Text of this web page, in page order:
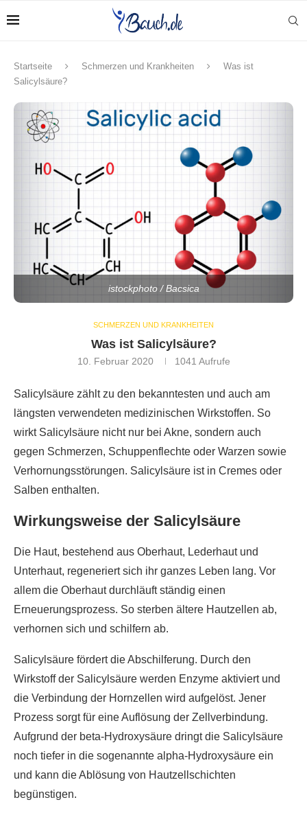
Startseite Schmerzen und Krankheiten
Was ist
Salicylsäure?
istockphoto / Bacsica
SCHMERZEN UND KRANKHEITEN
Was ist Salicylsäure?
10. Februar 2020 1041 Aufrufe
Salicylsäure zählt zu den bekanntesten und auch am
längsten verwendeten medizinischen Wirkstoffen. So
wirkt Salicylsäure nicht nur bei Akne, sondern auch
gegen Schmerzen, Schuppenflechte oder Warzen sowie
Verhornungsstörungen. Salicylsäure ist in Cremes oder
Salben enthalten.
Wirkungsweise der Salicylsäure
Die Haut, bestehend aus Oberhaut, Lederhaut und
Unterhaut, regeneriert sich ihr ganzes Leben lang. Vor
allem die Oberhaut durchläuft ständig einen
Erneuerungsprozess. So sterben ältere Hautzellen ab,
verhornen sich und schilfern ab.
Salicylsäure fördert die Abschilferung. Durch den
Wirkstoff der Salicylsäure werden Enzyme aktiviert und
die Verbindung der Hornzellen wird aufgelöst. Jener
Prozess sorgt für eine Auflösung der Zellverbindung.
Aufgrund der beta-Hydroxysäure dringt die Salicylsäure
noch tiefer in die sogenannte alpha-Hydroxysäure ein
und kann die Ablösung von Hautzellschichten
begünstigen.